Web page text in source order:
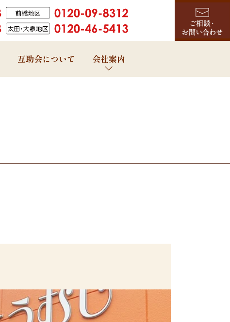
互助会について 会社案内